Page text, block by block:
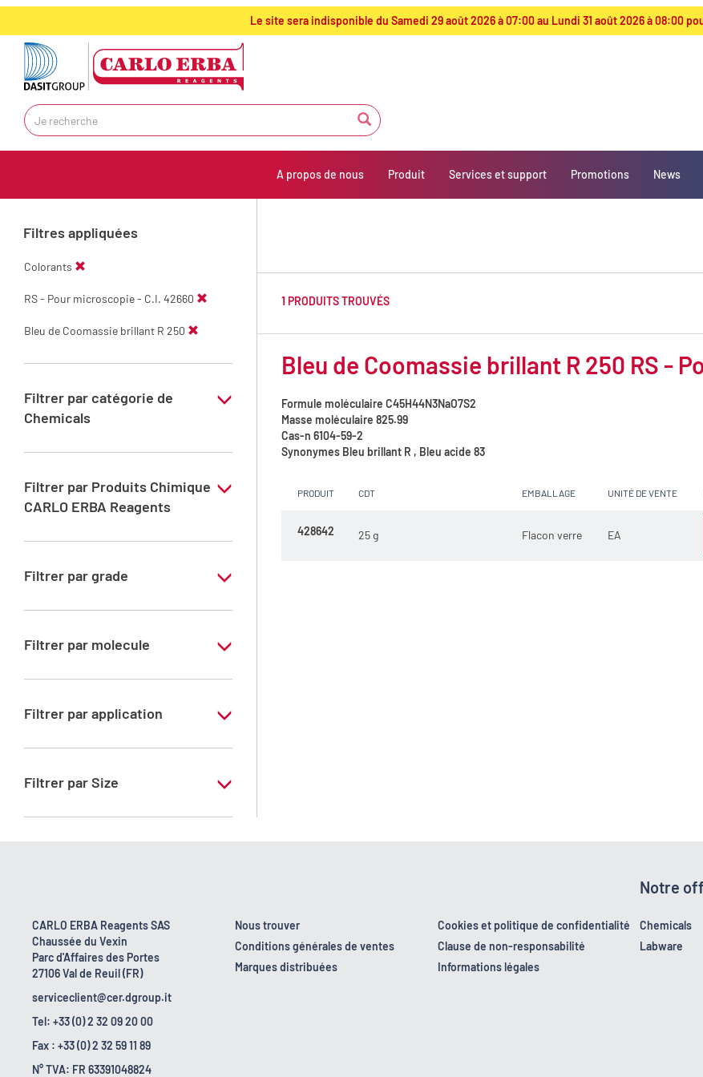
text.skipToContent
text.skipToNavigation
Le site sera indisponible du Samedi 29 août 2026 à 07:00 au Lundi 31 août 2026 à 08:00
A propos de nous Produit Services et support Promotions News
Filtres appliquées
Colorants
RS - Pour microscopie - C.I. 42660
Bleu de Coomassie brillant R 250
Filtrer par catégorie de
Chemicals
Colorants
Filtrer par Produits Chimique
CARLO ERBA Reagents
YES
Filtrer par grade
Grade Specifique
Filtrer par molecule
Bleu de Coomassie brillant R 250
Filtrer par application
RS - Pour microscopie - C.I. 42660
Filtrer par Size
25 g
1 PRODUITS TROUVÉS
Bleu de Coomassie brillant R 250 RS -
Formule moléculaire C45H44N3NaO7S2
Masse moléculaire 825.99
Cas-n 6104-59-2
Synonymes Bleu brillant R , Bleu acide 83
PRODUIT CDT EMBALLAGE UNITÉ DE VENTE
428642 25 g Flacon verre EA
CARLO ERBA Reagents SAS
Chaussée du Vexin
Parc d'Affaires des Portes
27106 Val de Reuil (FR)
serviceclient@cer.dgroup.it
Tel: +33 (0) 2 32 09 20 00
Fax : +33 (0) 2 32 59 11 89
N° TVA: FR 63391048824
Nous trouver
Conditions générales de ventes
Marques distribuées
Cookies et politique de confidentialité
Clause de non-responsabilité
Informations légales
Notre
Chemicals
Labware